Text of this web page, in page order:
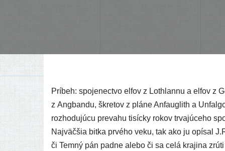
Príbeh: spo­je­nec­tvo elfov z Lothlannu a elfov z
z Angbandu, škre­tov z plá­ne Anfauglith a
roz­ho­du­jú­cu pre­va­hu tisíc­ky rokov trva­jú­ce­ho
Najväčšia bit­ka prvé­ho veku, tak ako ju opí­sal
či Temný pán pad­ne ale­bo či sa celá kra­ji­na